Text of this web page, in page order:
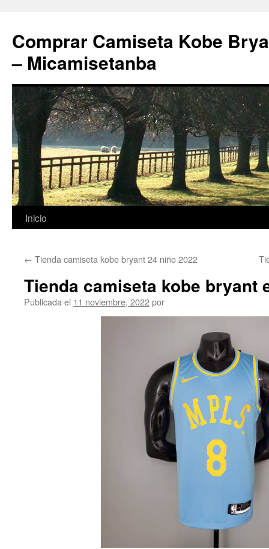
Comprar Camiseta Kobe
– Micamisetanba
Saltar
contenido
Inicio
← Tienda camiseta kobe bryant 24 niño 2022
Tienda camiseta kobe bryant
Publicada el 11 noviembre, 2022por